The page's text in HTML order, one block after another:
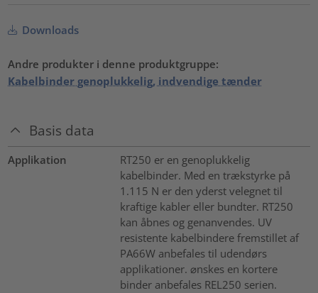
Downloads
Andre produkter i denne produktgruppe:
Kabelbinder genoplukkelig, indvendige tænder
Basis data
Applikation
RT250 er en genoplukkelig
kabelbinder. Med en trækstyrke på
1.115 N er den yderst velegnet til
kraftige kabler eller bundter. RT250
kan åbnes og genanvendes. UV
resistente kabelbindere fremstillet af
PA66W anbefales til udendørs
applikationer. ⌀nskes en kortere
binder anbefales REL250 serien.